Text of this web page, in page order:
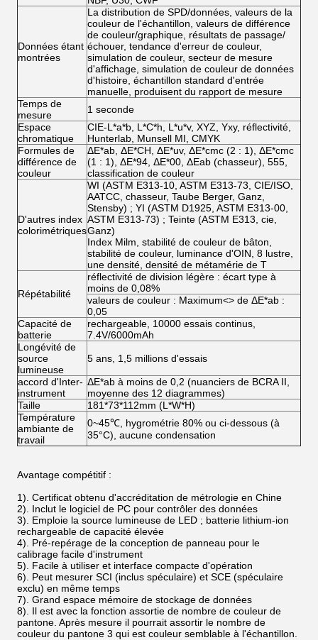
Données étant
montrées
La distribution de SPD/données, valeurs de la
couleur de l'échantillon, valeurs de différence
de couleur/graphique, résultats de passage/
échouer, tendance d'erreur de couleur,
simulation de couleur, secteur de mesure
d'affichage, simulation de couleur de données
d'histoire, échantillon standard d'entrée
manuelle, produisent du rapport de mesure
Temps de
mesure
1 seconde
Espace
chromatique
CIE-L*a*b, L*C*h, L*u*v, XYZ, Yxy, réflectivité,
Hunterlab, Munsell MI, CMYK
Formules de
différence de
couleur
ΔE*ab, ΔE*CH, ΔE*uv, ΔE*cmc (2 : 1), ΔE*cmc
(1 : 1), ΔE*94, ΔE*00, ΔEab (chasseur), 555,
classification de couleur
D'autres index
colorimétriques
WI (ASTM E313-10, ASTM E313-73, CIE/ISO,
AATCC, chasseur, Taube Berger, Ganz,
Stensby) ; YI (ASTM D1925, ASTM E313-00,
ASTM E313-73) ; Teinte (ASTM E313, cie,
Ganz)
Index Milm, stabilité de couleur de bâton,
stabilité de couleur, luminance d'OIN, 8 lustre,
une densité, densité de métamérie de T
Répétabilité
réflectivité de division légère : écart type à
moins de 0,08%
valeurs de couleur : Maximum<> de ΔE*ab :
0,05
Capacité de
batterie
rechargeable, 10000 essais continus,
7.4V/6000mAh
Longévité de
source
lumineuse
5 ans, 1,5 millions d'essais
accord d'Inter-
instrument
ΔE*ab à moins de 0,2 (nuanciers de BCRA II,
moyenne des 12 diagrammes)
Taille
181*73*112mm (L*W*H)
Température
ambiante de
travail
0~45℃, hygrométrie 80% ou ci-dessous (à
35°C), aucune condensation
Avantage compétitif :
1). Certificat obtenu d'accréditation de métrologie en Chine
2). Inclut le logiciel de PC pour contrôler des données
3). Emploie la source lumineuse de LED ; batterie lithium-ion
rechargeable de capacité élevée
4). Pré-repérage de la conception de panneau pour le
calibrage facile d'instrument
5). Facile à utiliser et interface compacte d'opération
6). Peut mesurer SCI (inclus spéculaire) et SCE (spéculaire
exclu) en même temps
7). Grand espace mémoire de stockage de données
8). Il est avec la fonction assortie de nombre de couleur de
pantone. Après mesure il pourrait assortir le nombre de
couleur du pantone 3 qui est couleur semblable à l'échantillon.